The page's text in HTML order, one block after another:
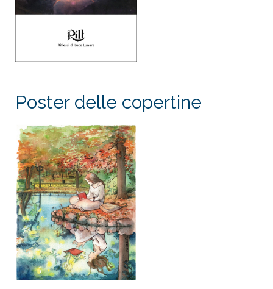
Poster delle copertine